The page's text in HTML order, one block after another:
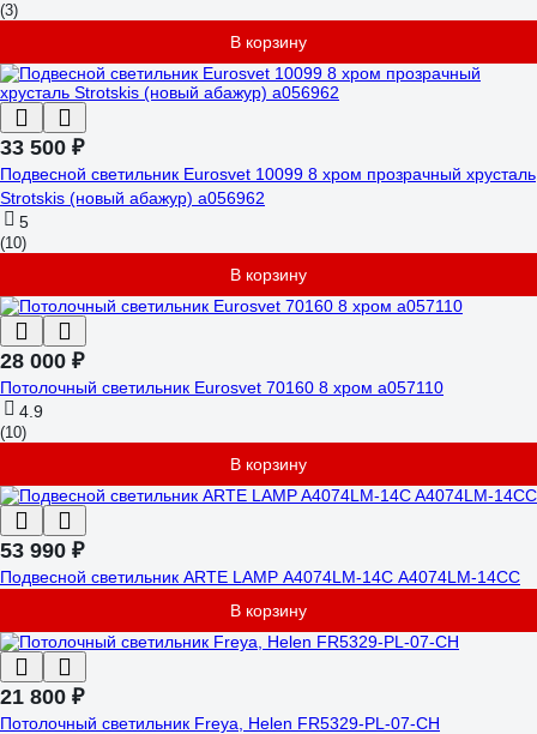
(3)
В корзину
33 500 ₽
Подвесной светильник Eurosvet 10099 8 хром прозрачный хрусталь
Strotskis (новый абажур) a056962
5
(10)
В корзину
28 000 ₽
Потолочный светильник Eurosvet 70160 8 хром a057110
4.9
(10)
В корзину
53 990 ₽
Подвесной светильник ARTE LAMP A4074LM-14C A4074LM-14CC
В корзину
21 800 ₽
Потолочный светильник Freya, Helen FR5329-PL-07-CH